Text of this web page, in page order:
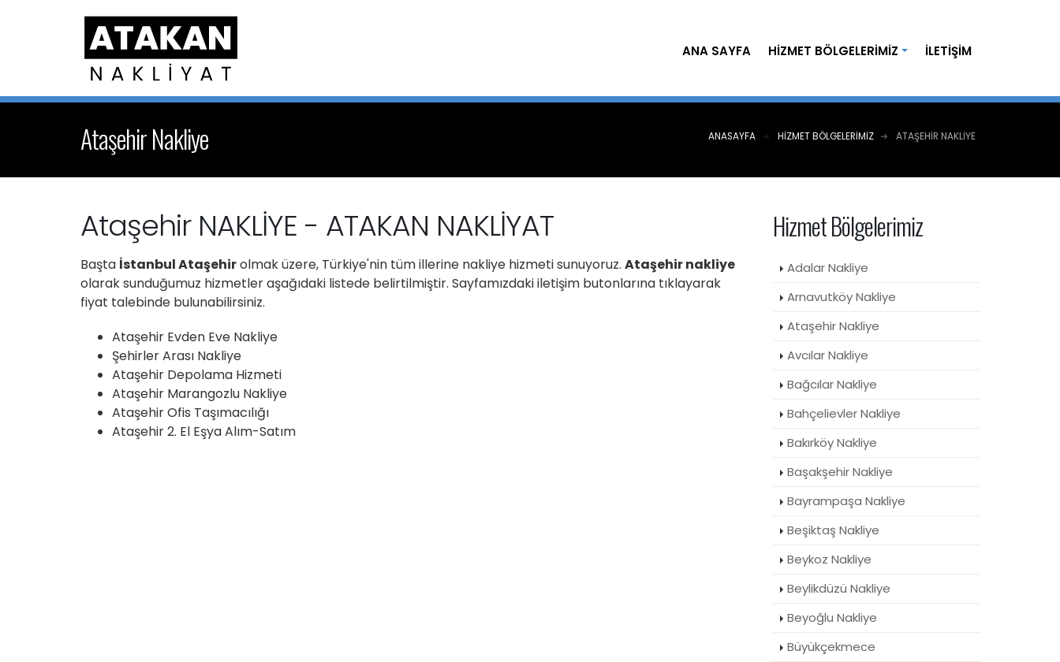
ANA SAYFA HIZMET BÖLGELERIMIZ İLETIŞIM
Ataşehir Nakliye ANASAYFA HIZMET BÖLGELERIMIZ ATAŞEHIR NAKLIYE
Ataşehir NAKLİYE - ATAKAN NAKLİYAT
Başta İstanbul Ataşehirolmak üzere, Türkiye'nin tüm illerine nakliye hizmeti sunuyoruz. Ataşehir nakliye
olarak sunduğumuz hizmetler aşağıdaki listede belirtilmiştir. Sayfamızdaki iletişim butonlarına tıklayarak
fiyat talebinde bulunabilirsiniz.
Ataşehir Evden Eve Nakliye
Şehirler Arası Nakliye
Ataşehir Depolama Hizmeti
Ataşehir Marangozlu Nakliye
Ataşehir Ofis Taşımacılığı
Ataşehir 2. El Eşya Alım-Satım
Hizmet Bölgelerimiz
Adalar Nakliye
Arnavutköy Nakliye
Ataşehir Nakliye
Avcılar Nakliye
Bağcılar Nakliye
Bahçelievler Nakliye
Bakırköy Nakliye
Başakşehir Nakliye
Bayrampaşa Nakliye
Beşiktaş Nakliye
Beykoz Nakliye
Beylikdüzü Nakliye
Beyoğlu Nakliye
Büyükçekmece